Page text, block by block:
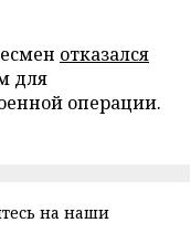
отказался
для
операции.
на наши